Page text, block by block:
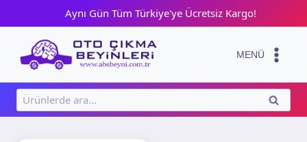
content
Aynı Gün Tüm Türkiye'ye Ücretsiz Kargo!
MENÜ
Ara:
ARA